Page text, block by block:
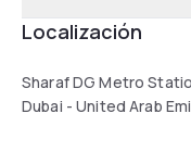
Localización
Sharaf DG Metro
Dubai - United Arab